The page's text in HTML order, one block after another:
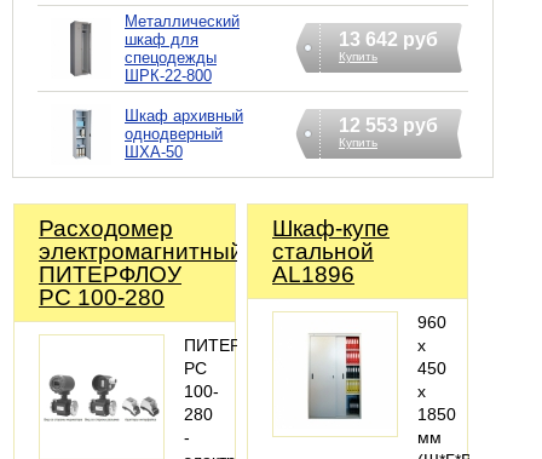
Металлический
шкаф для
спецодежды
ШРК-22-800
13 642 руб
Купить
Шкаф архивный
однодверный
ШХА-50
12 553 руб
Купить
Расходомер
электромагнитный
ПИТЕРФЛОУ
РС 100-280
ПИТЕРФЛОУ
РС
100-
280
-
Шкаф-купе
стальной
АL1896
960
х
450
х
1850
мм